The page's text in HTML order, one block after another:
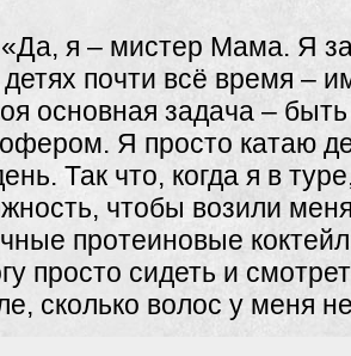
я – мистер Мама. Я
почти всё время –
основная задача –
Я просто катаю
Так что, когда я в
чтобы возили
протеиновые
просто сидеть и
сколько волос у меня